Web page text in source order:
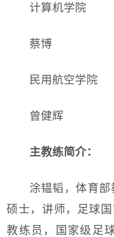
计算机学院
蔡博
民用航空学院
曾健辉
主教练简介：
涂韫韬，体育部
硕士，讲师，足球
教练员，国家级足